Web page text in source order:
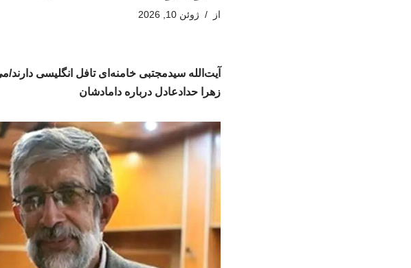
از ژوئن 10, 2026
آیت‌الله سیدمجتبی خامنه‌ای تافل انگلیسی
زهرا حدادعادل درباره دامادشان